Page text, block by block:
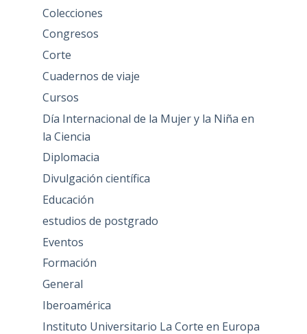
Colecciones
Congresos
Corte
Cuadernos de viaje
Cursos
Día Internacional de la Mujer y la Niña en
la Ciencia
Diplomacia
Divulgación científica
Educación
estudios de postgrado
Eventos
Formación
General
Iberoamérica
Instituto Universitario La Corte en Europa